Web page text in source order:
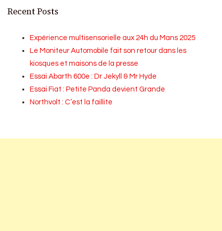
Recent Posts
Expérience multisensorielle aux 24h du Mans 2025
Le Moniteur Automobile fait son retour dans les
kiosques et maisons de la presse
Essai Abarth 600e : Dr Jekyll & Mr Hyde
Essai Fiat : Petite Panda devient Grande
Northvolt : C’est la faillite